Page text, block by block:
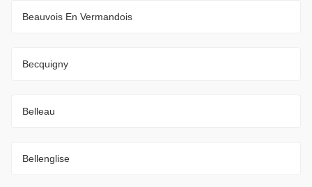
Beauvois En Vermandois
Becquigny
Belleau
Bellenglise